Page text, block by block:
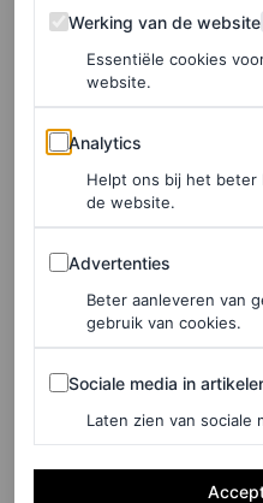
Dit bericht op Instagram
Werking van de website
Werking van de website
Essentiële cookies
website.
Analytics
Analytics
Helpt ons bij het beter
de website.
Advertenties
Advertenties
Beter aanleveren van
gebruik van cookies.
Sociale media in artikelen
Sociale media in
Laten zien van sociale